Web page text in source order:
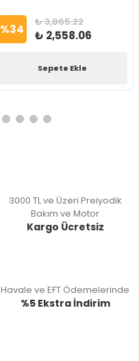
%34 ₺ 3,865.22
₺ 2,558.06
Sepete Ekle
3000 TL ve Üzeri Preiyodik
Bakım ve Motor
Kargo Ücretsiz
Havale ve EFT Ödemelerinde
%5 Ekstra İndirim